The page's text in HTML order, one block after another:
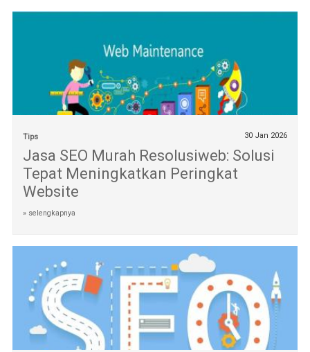
Tips 30 Jan 2026
Jasa SEO Murah Resolusiweb: Solusi
Tepat Meningkatkan Peringkat
Website
» selengkapnya